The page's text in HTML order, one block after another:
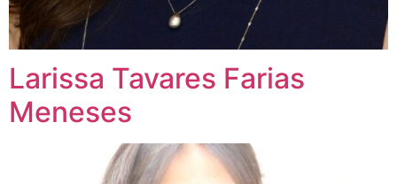
Larissa Tavares Farias
Meneses